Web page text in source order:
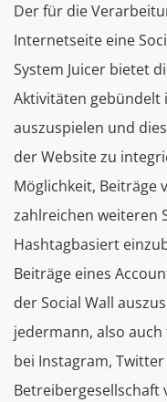
Der für die
Internetseite eine
System Juicer bietet
Aktivitäten gebündelt
auszuspielen und
der Website zu
Möglichkeit, Beiträge
zahlreichen weiteren
Hashtagbasiert
Beiträge eines
der Social Wall
jedermann, also
bei Instagram,
Betreibergesellschaft